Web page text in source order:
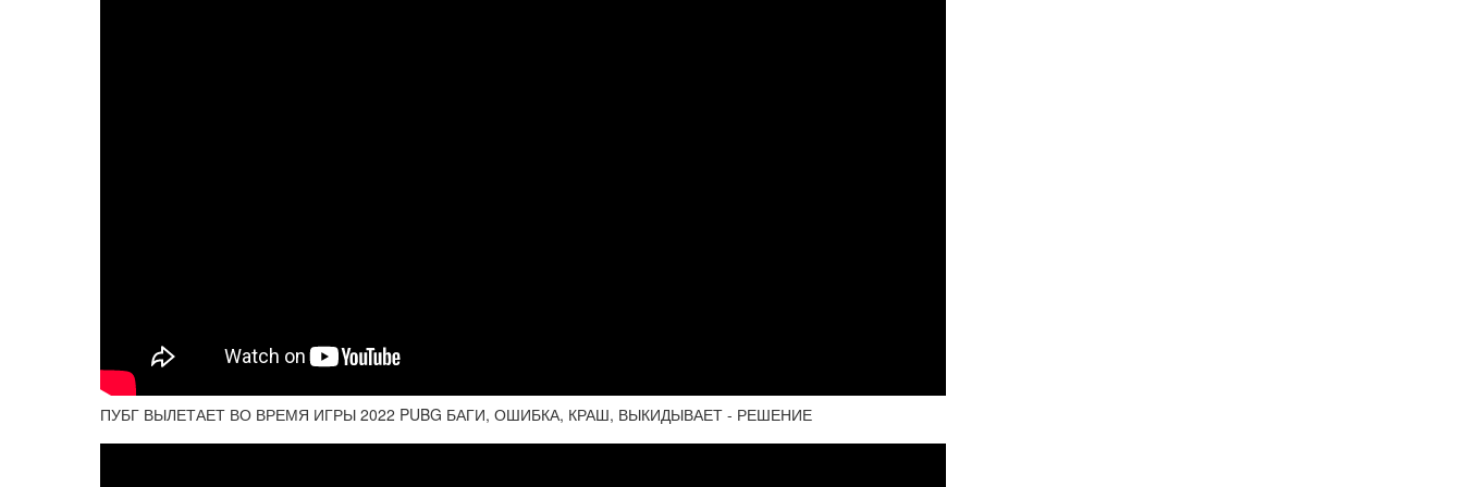
ПУБГ ВЫЛЕТАЕТ ВО ВРЕМЯ ИГРЫ 2022 PUBG БАГИ, ОШИБКА, КРАШ, ВЫКИДЫВАЕТ - РЕШЕНИЕ